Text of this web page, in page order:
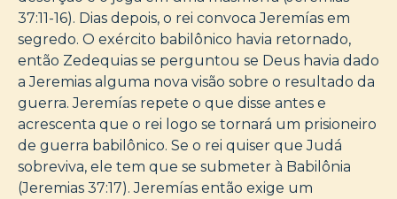
37:11-16). Dias depois, o rei convoca Jeremías em
segredo. O exército babilônico havia retornado,
então Zedequias se perguntou se Deus havia dado
a Jeremias alguma nova visão sobre o resultado da
guerra. Jeremías repete o que disse antes e
acrescenta que o rei logo se tornará um prisioneiro
de guerra babilônico. Se o rei quiser que Judá
sobreviva, ele tem que se submeter à Babilônia
(Jeremias 37:17). Jeremías então exige um